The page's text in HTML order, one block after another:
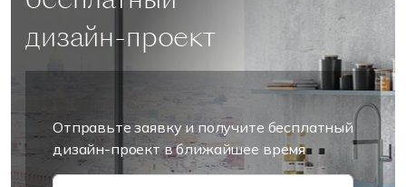
дизайн-проект
Отправьте заявку и получите бесплатный
дизайн-проект в ближайшее время